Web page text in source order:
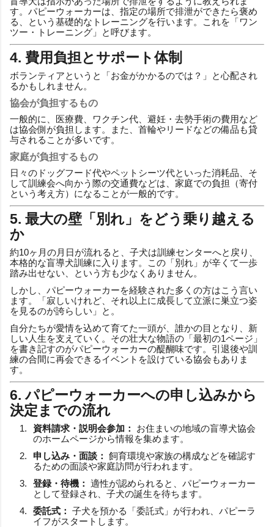
す。パピーウォーカーは、指定の場所で排泄ができたら褒め
る、という基礎的なトレーニングを行います。これを「ワン
ツー・トレーニング」と呼びます。
4. 費用負担とサポート体制
ボランティアというと「お金がかかるのでは？」と心配され
るかもしれません。
協会が負担するもの
一般的に、医療費、ワクチン代、避妊・去勢手術の費用など
は協会側が負担します。また、首輪やリードなどの備品も貸
与されることが多いです。
家庭が負担するもの
日々のドッグフード代やペットシーツ代といった消耗品、そ
して訓練会へ向かう際の交通費などは、家庭での負担（寄付
という考え方）になることが一般的です。
5. 最大の壁「別れ」をどう乗り越える
か
約10ヶ月の月日が流れると、子犬は訓練センターへと戻り、
本格的な盲導犬訓練に入ります。この「別れ」が辛くて一歩
踏み出せない、という方も少なくありません。
しかし、パピーウォーカーを経験された多くの方はこう言い
ます。「寂しいけれど、それ以上に成長して立派に巣立つ姿
を見るのが誇らしい」と。
自分たちが愛情を込めて育てた一頭が、誰かの目となり、新
しい人生を支えていく。その壮大な物語の「最初の1ページ」
を書き記すのがパピーウォーカーの醍醐味です。引退後や訓
練の合間に再会できるイベントを設けている協会もありま
す。
6. パピーウォーカーへの申し込みから
決定までの流れ
資料請求・説明会参加：
お住まいの地域の盲導犬協会
のホームページから情報を集めます。
申し込み・面談： 飼育環境や家族の構成などを確認す
るための面談や家庭訪問が行われます。
登録・待機： 適性が認められると、パピーウォーカー
として登録され、子犬の誕生を待ちます。
委託式： 子犬を預かる「委託式」が行われ、パピーラ
イフがスタートします。